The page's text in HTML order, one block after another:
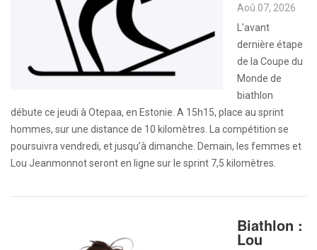
Aoû 07, 2026
L’avant
dernière étape
de la Coupe du
Monde de
biathlon
débute ce jeudi à Otepaa, en Estonie. A 15h15, place au sprint
hommes, sur une distance de 10 kilomètres. La compétition se
poursuivra vendredi, et jusqu’à dimanche. Demain, les femmes et
Lou Jeanmonnot seront en ligne sur le sprint 7,5 kilomètres.
Biathlon :
Lou